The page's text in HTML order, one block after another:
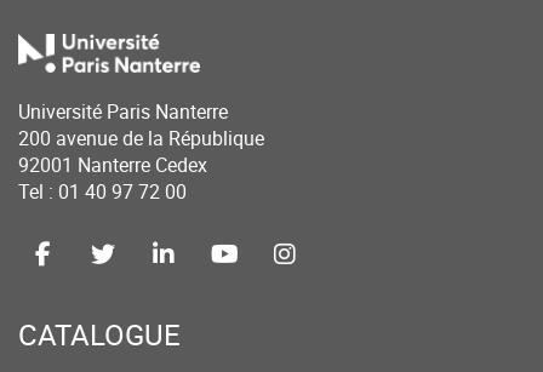
Université Paris Nanterre
200 avenue de la République
92001 Nanterre Cedex
Tel : 01 40 97 72 00
CATALOGUE